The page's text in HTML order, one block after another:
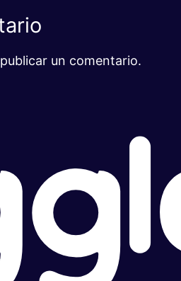
un comentario.